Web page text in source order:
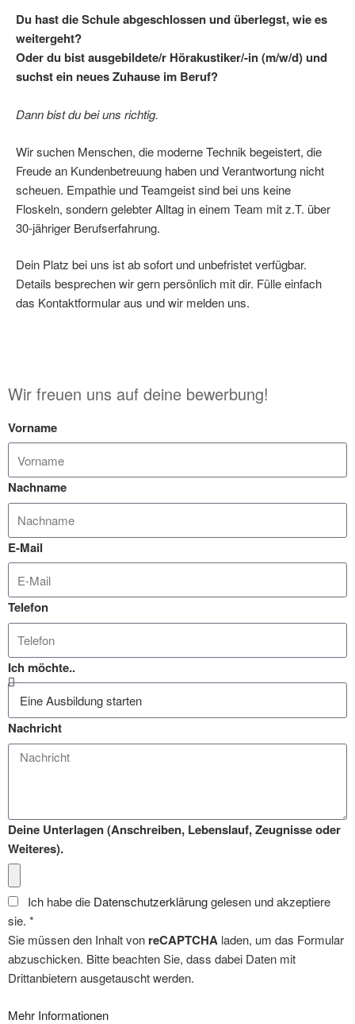
Du hast die Schule abgeschlossen und überlegst, wie es
weitergeht?
Oder du bist ausgebildete/r Hörakustiker/-in (m/w/d) und
suchst ein neues Zuhause im Beruf?
Dann bist du bei uns richtig.
Wir suchen Menschen, die moderne Technik begeistert, die
Freude an Kundenbetreuung haben und Verantwortung nicht
scheuen. Empathie und Teamgeist sind bei uns keine
Floskeln, sondern gelebter Alltag in einem Team mit z.T. über
30-jähriger Berufserfahrung.
Dein Platz bei uns ist ab sofort und unbefristet verfügbar.
Details besprechen wir gern persönlich mit dir. Fülle einfach
das Kontaktformular aus und wir melden uns.
Wir freuen uns auf deine bewerbung!
Vorname
Nachname
E-Mail
Telefon
Ich möchte..
Nachricht
Deine Unterlagen (Anschreiben, Lebenslauf, Zeugnisse oder
Weiteres).
Ich habe die Datenschutzerklärunggelesen und akzeptiere
sie. *
Sie müssen den Inhalt von reCAPTCHA laden, um das Formular
abzuschicken. Bitte beachten Sie, dass dabei Daten mit
Drittanbietern ausgetauscht werden.
Mehr Informationen